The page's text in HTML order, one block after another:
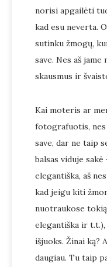
norisi apgailėti
kad esu neverta.
sutinku žmogų,
save. Nes aš jame
skausmus ir
Kai moteris ar
fotografuotis, nes
save, dar ne taip
balsas viduje sakė
elegantiška, aš
kad jeigu kiti
nuotraukose
elegantiška ir
išjuoks. Žinai ką?
daugiau. Tu taip